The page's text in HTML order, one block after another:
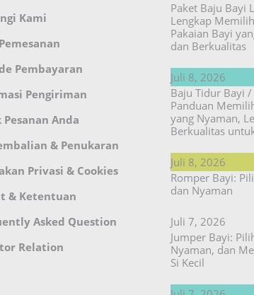
Kami
Pembayaran
Pengiriman
Pesanan Anda
& Penukaran
Privasi & Cookies
& Ketentuan
Asked Question
Relation
Paket Baju Bayi
Lengkap
Pakaian Bayi
dan Berkualitas
Juli 8, 2026
Baju Tidur Bayi
Panduan
yang Nyaman,
Berkualitas
Juli 8, 2026
Romper Bayi:
dan Nyaman
Juli 7, 2026
Jumper Bayi:
Nyaman, dan
Si Kecil